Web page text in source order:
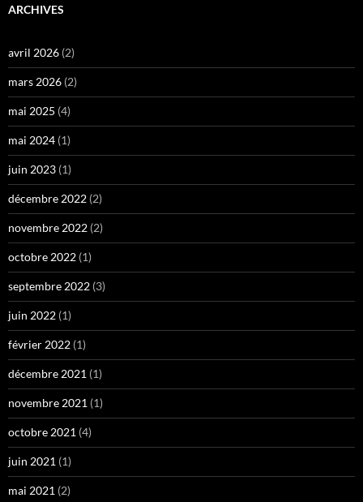
ARCHIVES
avril 2026 (2)
mars 2026 (2)
mai 2025 (4)
mai 2024 (1)
juin 2023 (1)
décembre 2022 (2)
novembre 2022 (2)
octobre 2022 (1)
septembre 2022 (3)
juin 2022 (1)
février 2022 (1)
décembre 2021 (1)
novembre 2021 (1)
octobre 2021 (4)
juin 2021 (1)
mai 2021 (2)